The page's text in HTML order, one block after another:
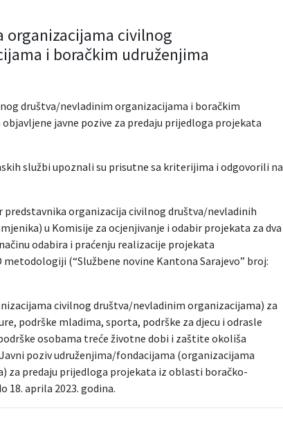
organizacijama civilnog
i boračkim udruženjima
društva/nevladinim organizacijama i boračkim
javne pozive za predaju prijedloga projekata
službi upoznali su prisutne sa kriterijima i odgovorili na
predstavnika organizacija civilnog društva/nevladinih
u Komisije za ocjenjivanje i odabir projekata za dva
odabira i praćenju realizacije projekata
(“Službene novine Kantona Sarajevo” broj:
civilnog društva/nevladinim organizacijama) za
podrške mladima, sporta, podrške za djecu i odrasle
osobama treće životne dobi i zaštite okoliša
poziv udruženjima/fondacijama (organizacijama
za predaju prijedloga projekata iz oblasti boračko-
18. aprila 2023. godina.